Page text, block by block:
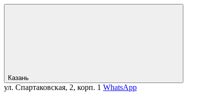
Казань
ул. Спартаковская, 2, корп. 1 WhatsApp